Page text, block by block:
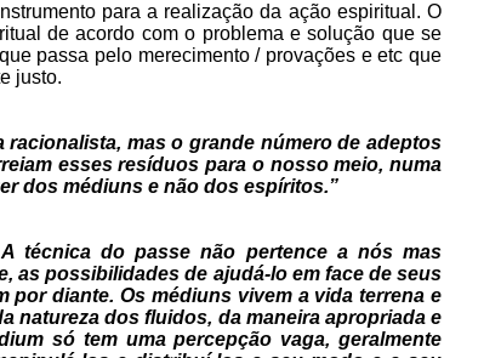
para a realização da ação espiritual. O
de acordo com o problema e solução que se
passa pelo merecimento / provações e etc que
justo.
mas o grande número de adeptos
esses resíduos para o nosso meio, numa
dos médiuns e não dos espíritos.”
técnica do passe não pertence a nós mas
as possibilidades de ajudá-lo em face de seus
diante. Os médiuns vivem a vida terrena e
natureza dos fluidos, da maneira apropriada e
só tem uma percepção vaga, geralmente